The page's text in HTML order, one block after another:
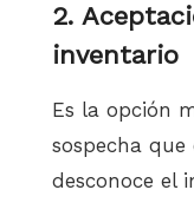
2.
inventario
Es la opción
sospecha que
desconoce el